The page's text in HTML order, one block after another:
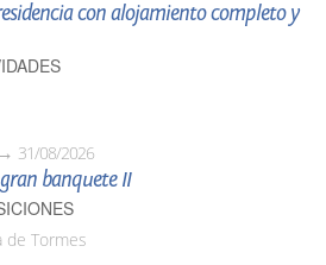
con alojamiento completo y
31/08/2026
banquete II
de Tormes